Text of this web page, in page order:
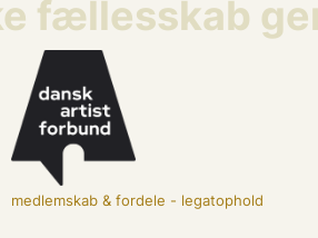
medlemskab & fordele - legatophold